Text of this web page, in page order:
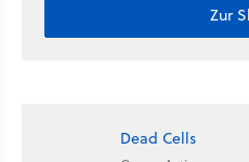
Zur
Dead Cells